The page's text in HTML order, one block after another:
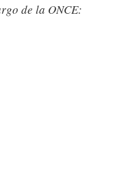
de la ONCE: